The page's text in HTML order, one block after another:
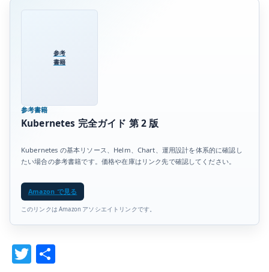
参考
書籍
参考書籍
Kubernetes 完全ガイド 第 2 版
Kubernetes の基本リソース、Helm、Chart、運用設計を体系的に確認し
たい場合の参考書籍です。価格や在庫はリンク先で確認してください。
Amazon で見る
このリンクは Amazon アソシエイトリンクです。
T